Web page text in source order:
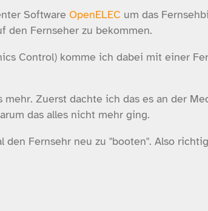
Software OpenELEC um das
den Fernseher zu bekommen.
Control) komme ich dabei mit einer
Zuerst dachte ich das es an der
das alles nicht mehr ging.
Fernsehr neu zu "booten". Also